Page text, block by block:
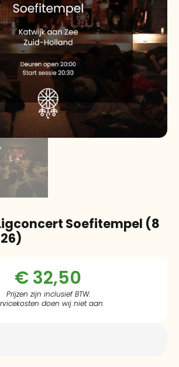
Soefitempel (8
€32,50
Prijzen zijn inclusief BTW.
doen wij niet aan.